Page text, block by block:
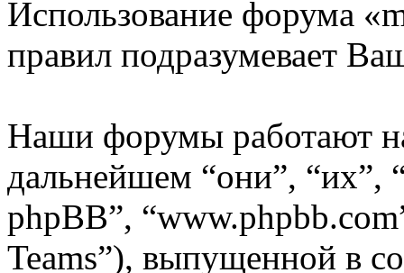
Использование форума
правил подразумевает
Наши форумы работают
дальнейшем “они”, “их”,
phpBB”,
Teams”), выпущенной в